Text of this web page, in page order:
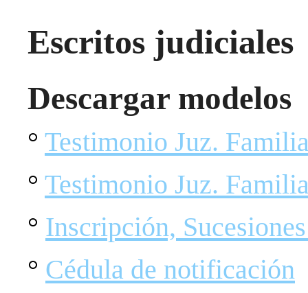
Escritos judiciales
Descargar modelos
° Testimonio Juz.
° Testimonio Juz.
° Inscripción,
° Cédula de notificación